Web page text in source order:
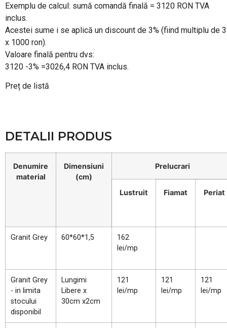
Exemplu de calcul: sumă comandă finală = 3120 RON TVA
inclus.
Acestei sume i se aplică un discount de 3% (fiind multiplu de 3
x 1000 ron).
Valoare finală pentru dvs:
3120 -3% =3026,4 RON TVA inclus.
Preț de listă
DETALII PRODUS
Denumire
material
Dimensiuni
(cm)
Prelucrari
Lustruit Fiamat Periat
Granit Grey 60*60*1,5
162
lei/mp
Granit Grey
- in limita
stocului
disponibil
Lungimi
Libere x
30cm x2cm
121
lei/mp
121
lei/mp
121
lei/mp